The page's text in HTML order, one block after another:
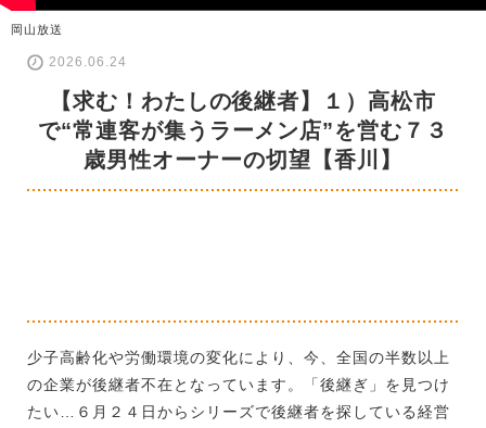
岡山放送
2026.06.24
【求む！わたしの後継者】１）高松市
で“常連客が集うラーメン店”を営む７３
歳男性オーナーの切望【香川】
少子高齢化や労働環境の変化により、今、全国の半数以上
の企業が後継者不在となっています。「後継ぎ」を見つけ
たい…６月２４日からシリーズで後継者を探している経営